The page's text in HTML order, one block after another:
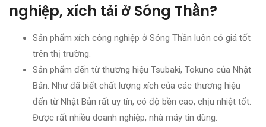
nghiệp, xích tải ở Sóng Thần?
Sản phẩm xích công nghiệp ở Sóng Thần luôn có giá tốt
trên thị trường.
Sản phẩm đến từ thương hiệu Tsubaki, Tokuno của Nhật
Bản. Như đã biết chất lượng xích của các thương hiệu
đến từ Nhật Bản rất uy tín, có độ bền cao, chịu nhiệt tốt.
Được rất nhiều doanh nghiệp, nhà máy tin dùng.